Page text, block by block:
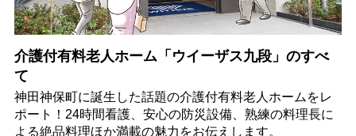
介護付有料老人ホーム「ウイーザス九段」のすべ
て
神田神保町に誕生した話題の介護付有料老人ホームをレ
ポート！24時間看護、安心の防災設備、熟練の料理長に
よる絶品料理ほか満載の魅力をお伝えします。